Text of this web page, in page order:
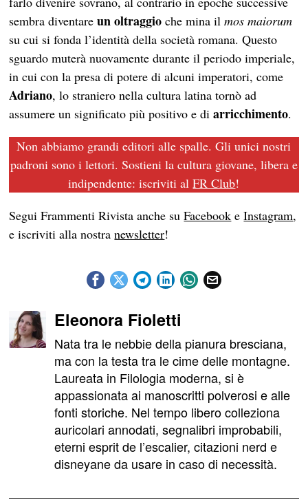
sembra diventareun oltraggio che mina ilmos maiorum
su cui si fonda l’identità della società romana. Questo
sguardo muterà nuovamente durante il periodo imperiale,
in cui con la presa di potere di alcuni imperatori, come
Adriano, lo straniero nella cultura latina tornò ad
assumere un significato più positivo e diarricchimento.
Non abbiamo grandi editori alle spalle. Gli unici nostri
padroni sono i lettori. Sostieni la cultura giovane, libera e
indipendente: iscriviti alFR Club!
Segui Frammenti Rivista anche suFacebook eInstagram,
e iscriviti alla nostranewsletter!
Eleonora Fioletti
Nata tra le nebbie della pianura bresciana,
ma con la testa tra le cime delle montagne.
Laureata in Filologia moderna, si è
appassionata ai manoscritti polverosi e alle
fonti storiche. Nel tempo libero colleziona
auricolari annodati, segnalibri improbabili,
eterni esprit de l’escalier, citazioni nerd e
disneyane da usare in caso di necessità.